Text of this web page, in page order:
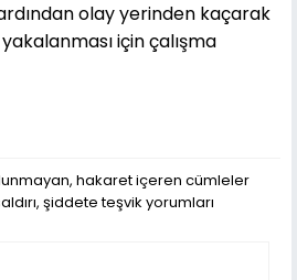
olay yerinden kaçarak
yakalanması için çalışma
hakaret içeren cümleler
şiddete teşvik yorumları